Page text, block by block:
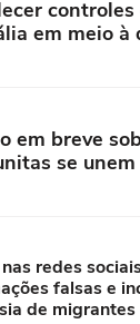
em meio à
em breve
se
redes
falsas e
de migrantes